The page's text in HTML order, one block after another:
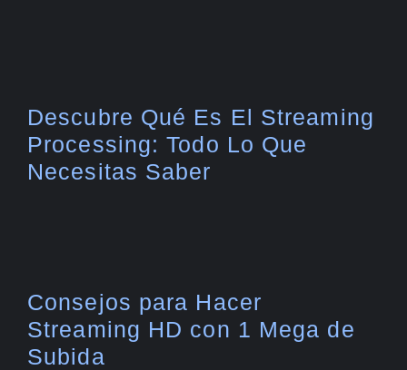
Descubre Qué Es El Streaming
Processing: Todo Lo Que
Necesitas Saber
Consejos para Hacer
Streaming HD con 1 Mega de
Subida